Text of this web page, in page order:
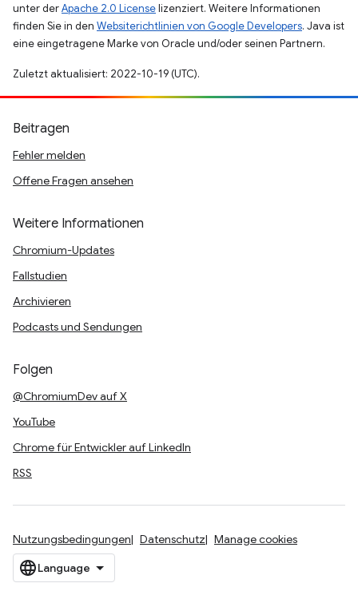
unter derApache 2.0 Licenselizenziert. Weitere Informationen
finden Sie in den Websiterichtlinien von Google Developers. Java ist
eine eingetragene Marke von Oracle und/oder seinen Partnern.
Zuletzt aktualisiert: 2022-10-19 (UTC).
Beitragen
Fehler melden
Offene Fragen ansehen
Weitere Informationen
Chromium-Updates
Fallstudien
Archivieren
Podcasts und Sendungen
Folgen
@ChromiumDev auf X
YouTube
Chrome für Entwickler auf LinkedIn
RSS
Nutzungsbedingungen Datenschutz Manage cookies